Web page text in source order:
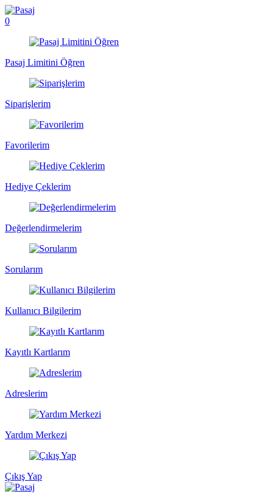
0
Pasaj Limitini Öğren
Siparişlerim
Favorilerim
Hediye Çeklerim
Değerlendirmelerim
Sorularım
Kullanıcı Bilgilerim
Kayıtlı Kartlarım
Adreslerim
Yardım Merkezi
Çıkış Yap